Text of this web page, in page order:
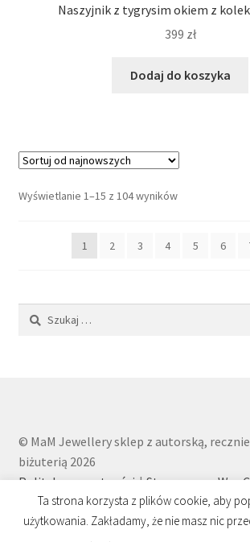
Naszyjnik z tygrysim okiem z
399 zł
Dodaj do koszyka
Wyświetlanie 1–15 z 104 wynikówPosortowane
1
2 3 4 5 6
Szukaj:
© MaM Jewellery sklep z autorską,
biżuterią 2026
Polityka prywatności
Stworzone z
Ta strona korzysta z plików cookie, aby
użytkowania. Zakładamy, że nie masz nic